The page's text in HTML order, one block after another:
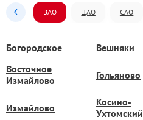
ВАО ЦАО САО
Богородское Вешняки
Восточное
Измайлово
Гольяново
Измайлово
Косино-
Ухтомский